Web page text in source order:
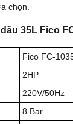
chọn.
35L Fico
Fico FC-
2HP
220V/50Hz
8 Bar